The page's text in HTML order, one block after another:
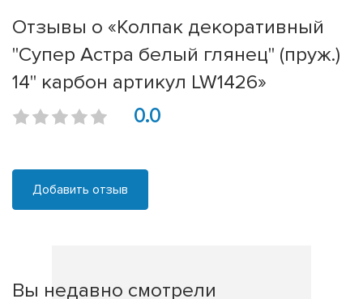
Отзывы о «Колпак декоративный
"Супер Астра белый глянец" (пруж.)
14" карбон артикул LW1426»
0.0
Добавить отзыв
Вы недавно смотрели